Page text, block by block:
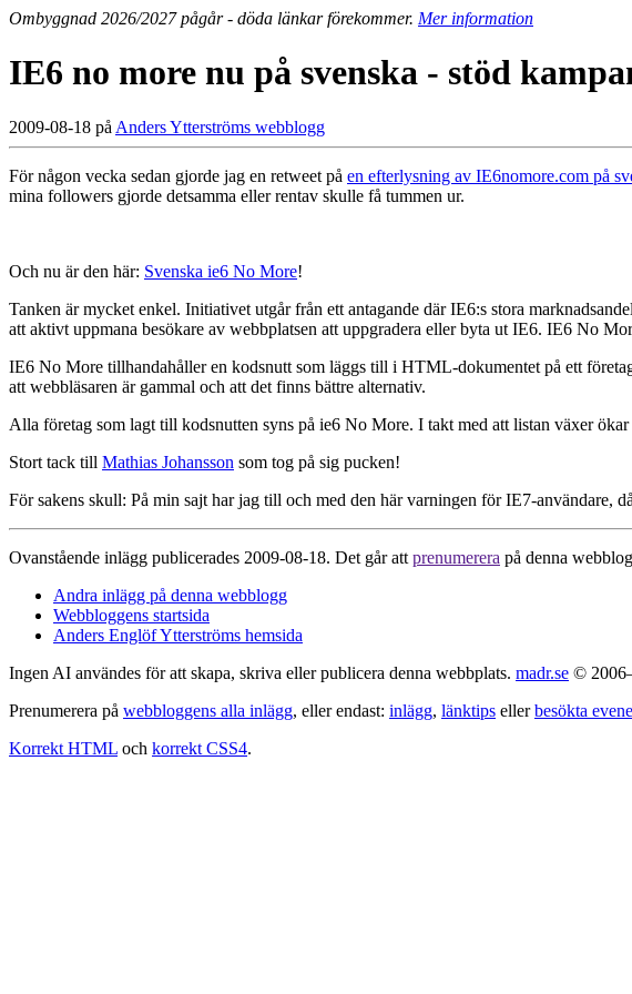
Ombyggnad 2026/2027 pågår - döda länkar förekommer. Mer information
IE6 no more nu på svenska - stöd
2009-08-18 på Anders Ytterströms webblogg
För någon vecka sedan gjorde jag en retweet på en efterlysning av IE6nomore.com på
mina followers gjorde detsamma eller rentav skulle få tummen ur.
Och nu är den här: Svenska ie6 No More!
Tanken är mycket enkel. Initiativet utgår från ett antagande där IE6:s stora
att aktivt uppmana besökare av webbplatsen att uppgradera eller byta ut IE6. IE6 No
IE6 No More tillhandahåller en kodsnutt som läggs till i HTML-dokumentet på ett
att webbläsaren är gammal och att det finns bättre alternativ.
Alla företag som lagt till kodsnutten syns på ie6 No More. I takt med att listan växer
Stort tack till Mathias Johansson som tog på sig pucken!
För sakens skull: På min sajt har jag till och med den här varningen för IE7-användare,
Ovanstående inlägg publicerades 2009-08-18. Det går att prenumerera på denna
Andra inlägg på denna webblogg
Webbloggens startsida
Anders Englöf Ytterströms hemsida
Ingen AI användes för att skapa, skriva eller publicera denna webbplats. madr.se ©
Prenumerera på webbloggens alla inlägg, eller endast: inlägg, länktips ellerbesökta
Korrekt HTML och korrekt CSS4.